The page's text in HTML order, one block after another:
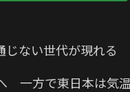
じない世代が現れる
一方で東日本は気